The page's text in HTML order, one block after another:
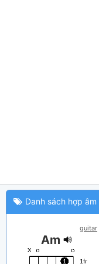
Danh sách hợp âm
guitar
Am